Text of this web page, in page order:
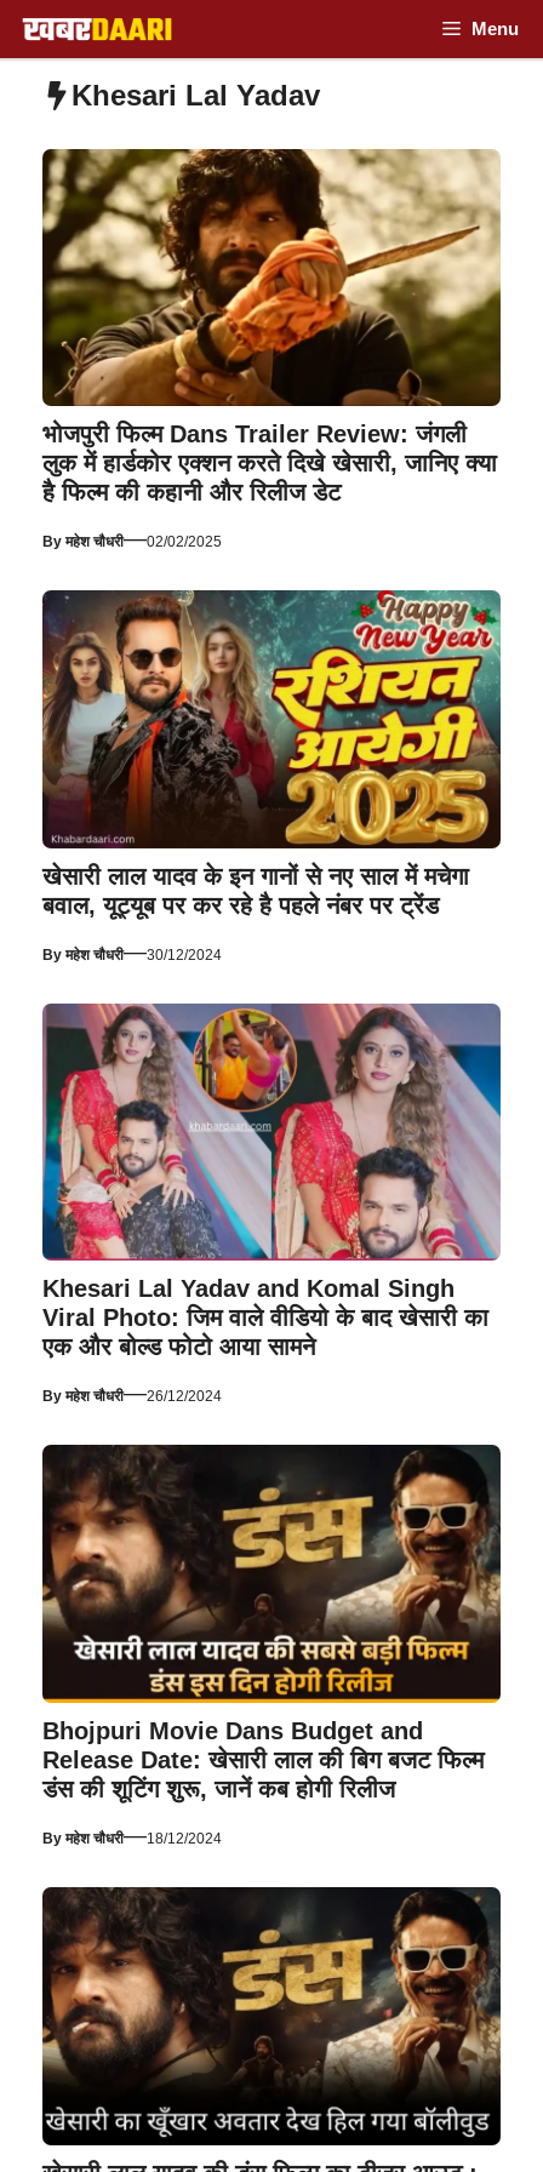
Skip
to
content
Menu
Khesari Lal Yadav
भोजपुरी फिल्म Dans Trailer Review: जंगली
लुक में हार्डकोर एक्शन करते दिखे खेसारी, जानिए क्या
है फिल्म की कहानी और रिलीज डेट
Byमहेश चौधरी—02/02/2025
खेसारी लाल यादव के इन गानों से नए साल में मचेगा
बवाल, यूट्यूब पर कर रहे है पहले नंबर पर ट्रेंड
Byमहेश चौधरी—30/12/2024
Khesari Lal Yadav and Komal Singh
Viral Photo: जिम वाले वीडियो के बाद खेसारी का
एक और बोल्ड फोटो आया सामने
Byमहेश चौधरी—26/12/2024
Bhojpuri Movie Dans Budget and
Release Date: खेसारी लाल की बिग बजट फिल्म
डंस की शूटिंग शुरू, जानें कब होगी रिलीज
Byमहेश चौधरी—18/12/2024